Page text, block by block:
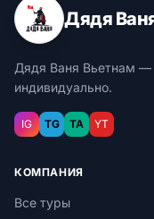
Дядя
Дядя Ваня Вьетнам —
индивидуально.
IG TG TA YT
КОМПАНИЯ
Все туры